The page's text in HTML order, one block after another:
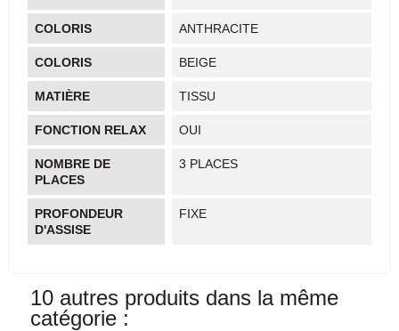
COLORIS ANTHRACITE
COLORIS BEIGE
MATIÈRE TISSU
FONCTION RELAX OUI
NOMBRE DE
PLACES
3 PLACES
PROFONDEUR
D'ASSISE
FIXE
10 autres produits dans la même
catégorie :